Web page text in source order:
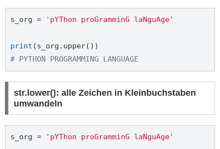
s_org = 'pYThon proGramminG laNguAge'
print
# PYTHON PROGRAMMING LANGUAGE
str.lower(): alle Zeichen in Kleinbuchstaben
umwandeln
s_org = 'pYThon proGramminG laNguAge'